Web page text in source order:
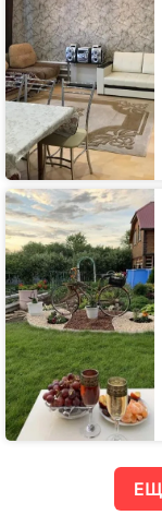
набережной
ЖЕЛАННЫЙ
ГОСТЬ
Гостевой
дом
С
баней